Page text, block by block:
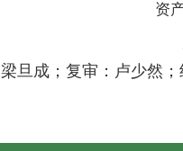
资
梁旦成；复审：卢少然